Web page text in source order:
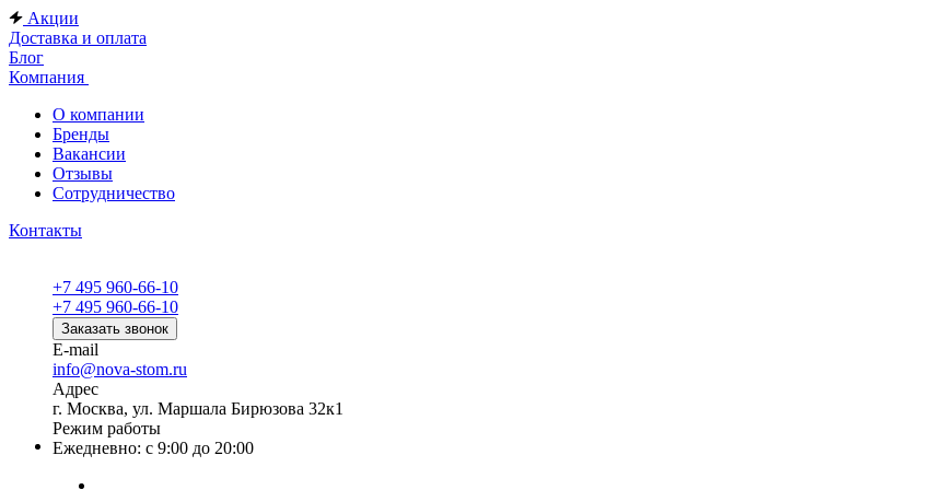
Акции
Доставка и оплата
Блог
Компания
О компании
Бренды
Вакансии
Отзывы
Сотрудничество
Контакты
+7 495 960-66-10
+7 495 960-66-10
Заказать звонок
E-mail
info@nova-stom.ru
Адрес
г. Москва, ул. Маршала Бирюзова 32к1
Режим работы
Ежедневно: с 9:00 до 20:00